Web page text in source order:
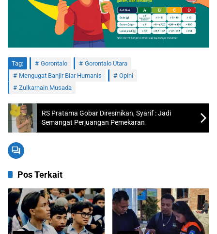
Tag: Gorontalo
Gorontalo Utara
Mengugat Banjir Biar Humanis
Opini
Zulkarnain Musada
RS Pratama Gobar Diresmikan, Syarif : Jadi
Semangat Perjuangan Pemekaran
Pos Terkait